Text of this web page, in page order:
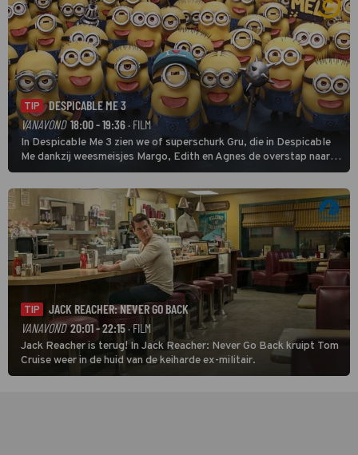
TIP
DESPICABLE ME 3
VANAVOND 18:00 - 19:36· FILM
In Despicable Me 3 zien we of superschurk Gru, die in Despicable
Me dankzij weesmeisjes Margo, Edith en Agnes de overstap naar
het rechte pad maakte, ook op dat pad weet te blijven.
TIP
JACK REACHER: NEVER GO BACK
VANAVOND 20:01 - 22:15· FILM
Jack Reacher is terug! In Jack Reacher: Never Go Back kruipt Tom
Cruise weer in de huid van de keiharde ex-militair.